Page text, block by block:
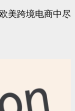
美跨境电商中尽